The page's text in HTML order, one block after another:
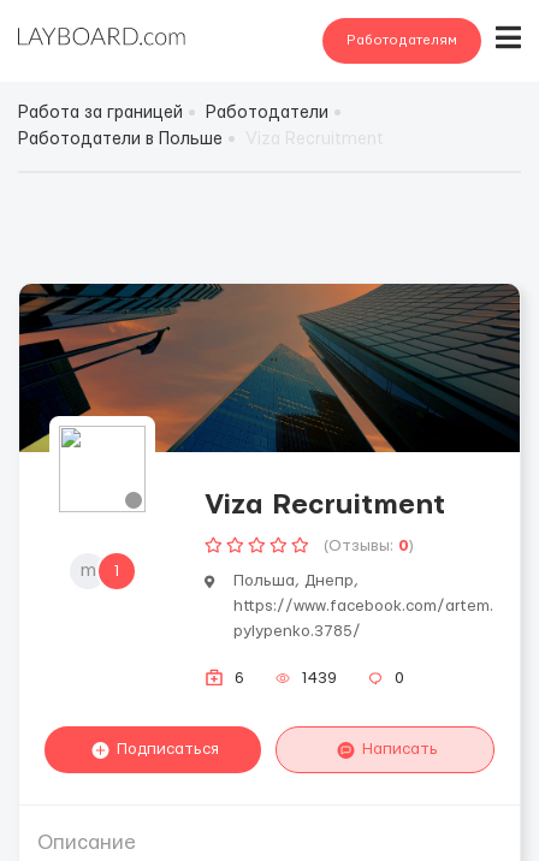
Работодателям
Работа за границей
Работодатели
Работодатели в Польше
m 1
Viza Recruitment
(Отзывы: 0)
Польша, Днепр,
https://www.facebook.com/artem.
pylypenko.3785/
6 1439 0
Подписаться Написать
Описание